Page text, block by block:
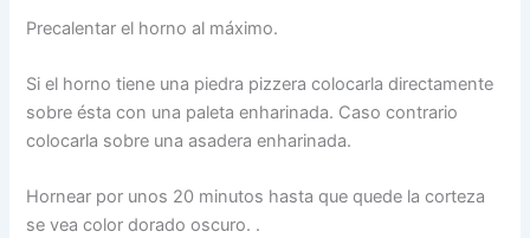
Precalentar el horno al máximo.
Si el horno tiene una piedra pizzera colocarla directamente
sobre ésta con una paleta enharinada. Caso contrario
colocarla sobre una asadera enharinada.
Hornear por unos 20 minutos hasta que quede la corteza
se vea color dorado oscuro. .